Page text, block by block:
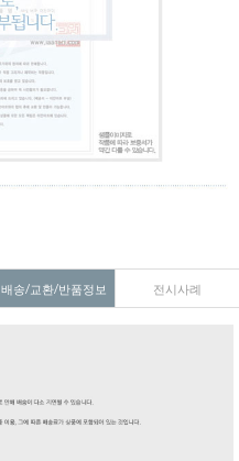
배송/교환/반품정보 전시사례